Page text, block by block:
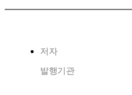
저자
발행기관